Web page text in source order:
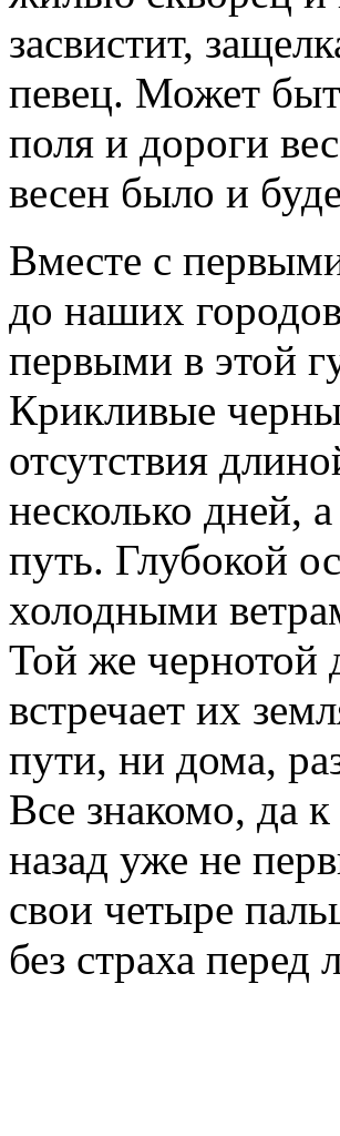
засвистит,
певец. Может
поля и дороги
весен было и
Вместе с
до наших
первыми в этой
Крикливые
отсутствия
несколько дней,
путь. Глубокой
холодными
Той же чернотой
встречает их
пути, ни дома,
Все знакомо, да
назад уже не
свои четыре
без страха